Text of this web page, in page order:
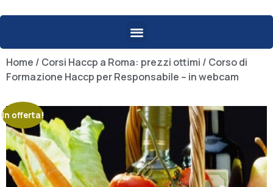
Home / Corsi Haccp a Roma: prezzi ottimi / Corso di
Formazione Haccp per Responsabile – in webcam
In offerta!